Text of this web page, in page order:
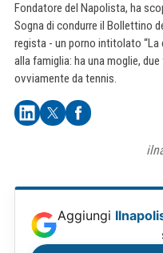
Fondatore del Napolista, ha
Sogna di condurre il Bollettino
regista - un porno intitolato
alla famiglia: ha una moglie,
ovviamente da tennis.
Aggiungi